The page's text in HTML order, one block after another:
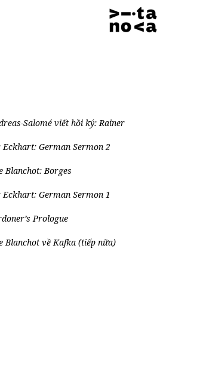
Salomé viết hồi ký: Rainer
German Sermon 2
Blanchot: Borges
German Sermon 1
Prologue
Blanchot về Kafka (tiếp nữa)